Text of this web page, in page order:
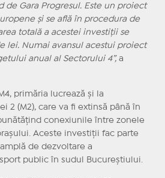
de Gara Progresul. Este un proiect
și se află în procedura de
totală a acestei investiții se
lei. Numai avansul acestui proiect
anual al Sectorului 4”,a
primăria lucrează și la
2 (M2), care va fi extinsă până în
conexiunile între zonele
Aceste investiții fac parte
de dezvoltare a
public în sudul Bucureștiului.